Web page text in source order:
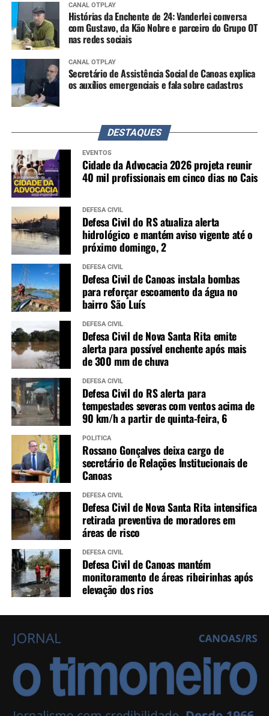
CANAL OTPLAY
Histórias da Enchente de 24: Vanderlei conversa
com Gustavo, da Kão Nobre e parceiro do Grupo OT
nas redes sociais
CANAL OTPLAY
Secretário de Assistência Social de Canoas explica
os auxílios emergenciais e fala sobre cadastros
DESTAQUES
EVENTOS
Cidade da Advocacia 2026 projeta reunir
40 mil profissionais em cinco dias no Cais
DEFESA CIVIL
Defesa Civil do RS atualiza alerta
hidrológico e mantém aviso vigente até o
próximo domingo, 2
DEFESA CIVIL
Defesa Civil de Canoas instala bombas
para reforçar escoamento da água no
bairro São Luís
DEFESA CIVIL
Defesa Civil de Nova Santa Rita emite
alerta para possível enchente após mais
de 300 mm de chuva
DEFESA CIVIL
Defesa Civil do RS alerta para
tempestades severas com ventos acima de
90 km/h a partir de quinta-feira, 6
POLÍTICA
Rossano Gonçalves deixa cargo de
secretário de Relações Institucionais de
Canoas
DEFESA CIVIL
Defesa Civil de Nova Santa Rita intensifica
retirada preventiva de moradores em
áreas de risco
DEFESA CIVIL
Defesa Civil de Canoas mantém
monitoramento de áreas ribeirinhas após
elevação dos rios